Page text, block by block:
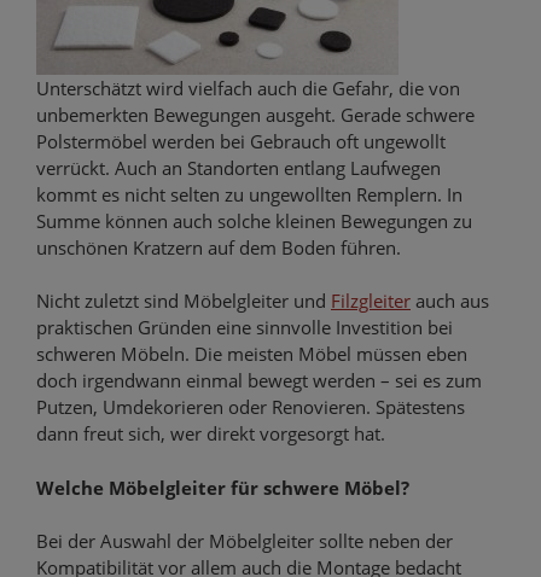
Unterschätzt wird vielfach auch die Gefahr, die von
unbemerkten Bewegungen ausgeht. Gerade schwere
Polstermöbel werden bei Gebrauch oft ungewollt
verrückt. Auch an Standorten entlang Laufwegen
kommt es nicht selten zu ungewollten Remplern. In
Summe können auch solche kleinen Bewegungen zu
unschönen Kratzern auf dem Boden führen.
Nicht zuletzt sind Möbelgleiter und Filzgleiter auch aus
praktischen Gründen eine sinnvolle Investition bei
schweren Möbeln. Die meisten Möbel müssen eben
doch irgendwann einmal bewegt werden – sei es zum
Putzen, Umdekorieren oder Renovieren. Spätestens
dann freut sich, wer direkt vorgesorgt hat.
Welche Möbelgleiter für schwere Möbel?
Bei der Auswahl der Möbelgleiter sollte neben der
Kompatibilität vor allem auch die Montage bedacht